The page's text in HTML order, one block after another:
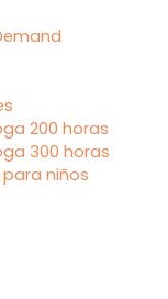
200 horas
300 horas
niños